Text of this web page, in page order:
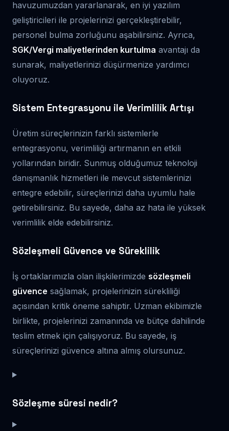
havuzumuzdan yararlanarak, en iyi yazılım
geliştiricileri ile projelerinizi gerçekleştirebilir,
personel bulma zorluğunu aşabilirsiniz. Ayrıca,
SGK/Vergi maliyetlerinden kurtulma avantajı da
sunarak, maliyetlerinizi düşürmenize yardımcı
oluyoruz.
Sistem Entegrasyonu ile Verimlilik Artışı
Üretim süreçlerinizin farklı sistemlerle
entegrasyonu, verimliliği artırmanın en etkili
yollarından biridir. Sunmuş olduğumuz teknoloji
danışmanlık hizmetleri ile mevcut sistemlerinizi
entegre edebilir, süreçlerinizi daha uyumlu hale
getirebilirsiniz. Bu sayede, daha az hata ile yüksek
verimlilik elde edebilirsiniz.
Sözleşmeli Güvence ve Süreklilik
İş ortaklarımızla olan ilişkilerimizde sözleşmeli
güvence sağlamak, projelerinizin sürekliliği
açısından kritik öneme sahiptir. Uzman ekibimizle
birlikte, projelerinizi zamanında ve bütçe dahilinde
teslim etmek için çalışıyoruz. Bu sayede, iş
süreçlerinizi güvence altına almış olursunuz.
Sözleşme süresi nedir?